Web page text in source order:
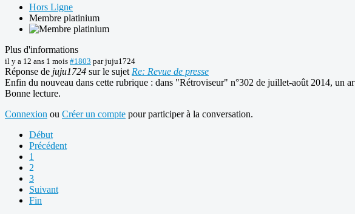
Hors Ligne
Membre platinium
Plus d'informations
il y a 12 ans 1 mois #1803 parjuju1724
Réponse de juju1724 sur le sujet Re: Revue de presse
Enfin du nouveau dans cette rubrique : dans "Rétroviseur" n°302 de juillet-août 2014, un
Bonne lecture.
Connexion ou Créer un compte pour participer à la conversation.
Début
Précédent
1
2
3
Suivant
Fin